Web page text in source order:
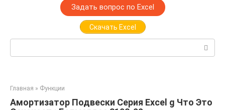
Задать вопрос по Excel
Скачать Excel
Поиск:
Главная » Функции
Амортизатор Подвески Серия Excel g Что Это